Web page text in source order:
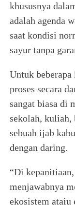
khususnya
adalah agenda
saat kondisi
sayur tanpa
Untuk
proses secara
sangat biasa di
sekolah, kuliah,
sebuah ijab
dengan daring.
“Di
menjawabnya
ekosistem ataiu